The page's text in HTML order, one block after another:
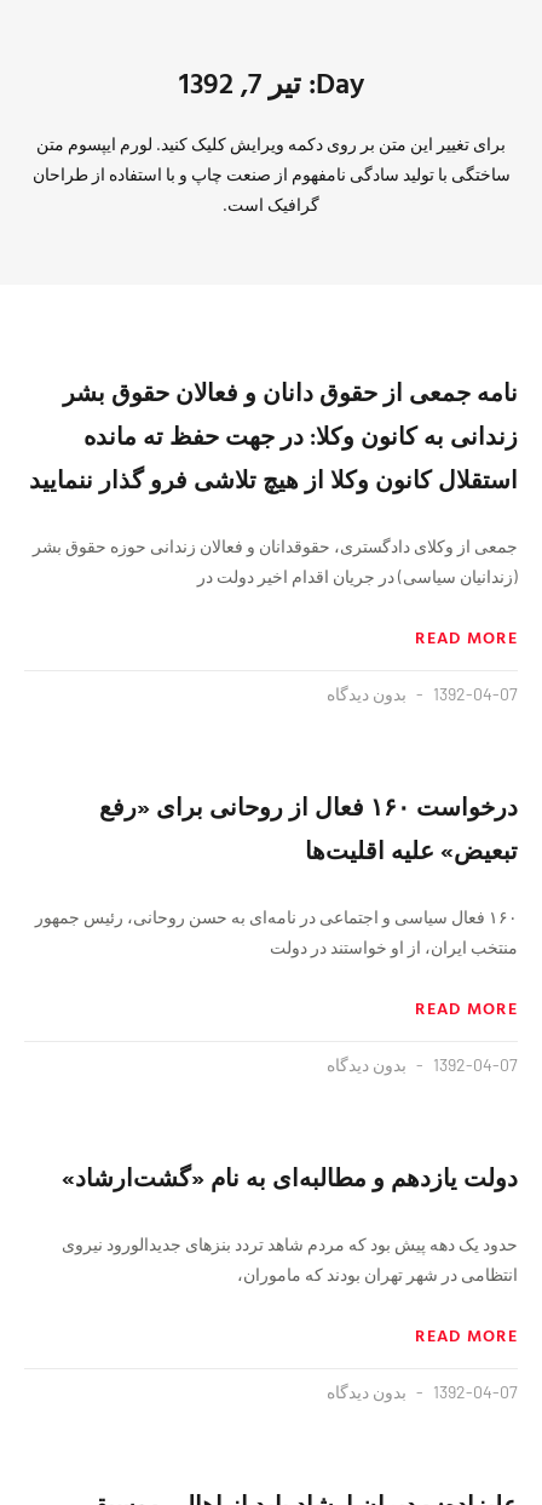
Day: تیر 7, 1392
برای تغییر این متن بر روی دکمه ویرایش کلیک کنید. لورم ایپسوم متن
ساختگی با تولید سادگی نامفهوم از صنعت چاپ و با استفاده از طراحان
گرافیک است.
نامه جمعی از حقوق دانان و فعالان حقوق بشر
زندانی به کانون وکلا: در جهت حفظ ته مانده
استقلال کانون وکلا از هیچ تلاشی فرو گذار ننمایید
جمعی از وکلای دادگستری، حقوقدانان و فعالان زندانی حوزه حقوق بشر
(زندانیان سیاسی) در جریان اقدام اخیر دولت در
READ MORE
1392-04-07 بدون دیدگاه
درخواست ۱۶۰ فعال از روحانی برای «رفع
تبعیض» علیه اقلیت‌ها
۱۶۰ فعال سیاسی و اجتماعی در نامه‌ای به حسن روحانی، رئیس جمهور
منتخب ایران، از او خواستند در دولت
READ MORE
1392-04-07 بدون دیدگاه
دولت یازدهم و مطالبه‌ای به نام «گشت‌ارشاد»
حدود یک دهه پیش بود که مردم شاهد تردد بنزهای جدیدالورود نیروی
انتظامی در شهر تهران بودند که ماموران،
READ MORE
1392-04-07 بدون دیدگاه